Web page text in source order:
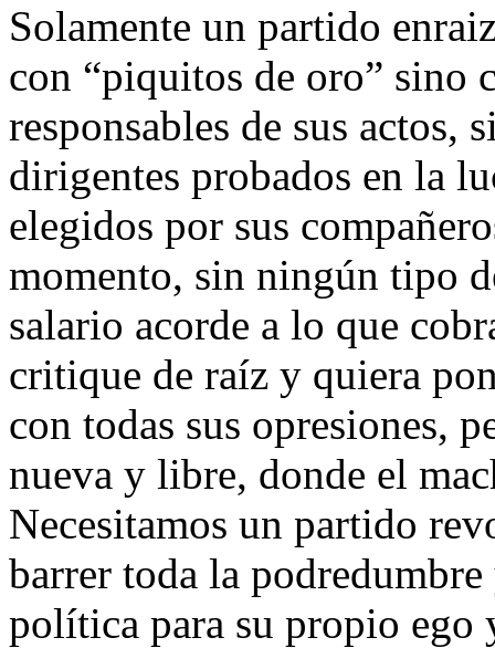
Solamente un partido
con “piquitos de oro” sino
responsables de sus
dirigentes probados en la
elegidos por sus
momento, sin ningún tipo
salario acorde a lo que
critique de raíz y quiera
con todas sus opresiones,
nueva y libre, donde el
Necesitamos un partido
barrer toda la
política para su propio ego